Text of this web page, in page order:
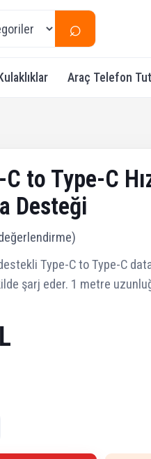
⌕
Araç Telefon
to Type-C
Desteği
Type-C to Type-C
şarj eder. 1 metre